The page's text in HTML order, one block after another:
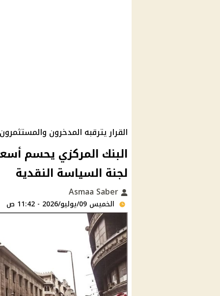
القرار يترقبه المدخرون
البنك المركزي يحسم
لجنة السياسة النقدية
الخميس 09/يوليو/2026 - 11:42 ص